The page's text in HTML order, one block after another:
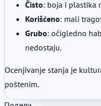
Čisto: boja i plastika
Korišćeno: mali
Grubo: očigledno
nedostaju.
Ocenjivanje stanja je
poštenim.